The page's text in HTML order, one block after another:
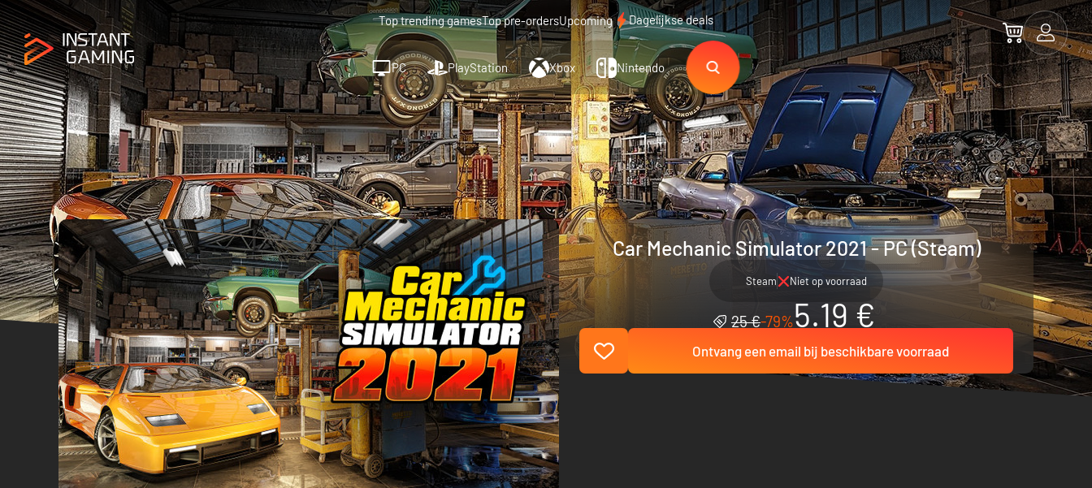
Top trending gamesTop pre-ordersUpcoming Dagelijkse deals
PC PlayStation Xbox Nintendo
Car Mechanic Simulator 2021 - PC (Steam)
Steam Niet op voorraad
25 €-79%5.19 €
Ontvang een email bij beschikbare voorraad